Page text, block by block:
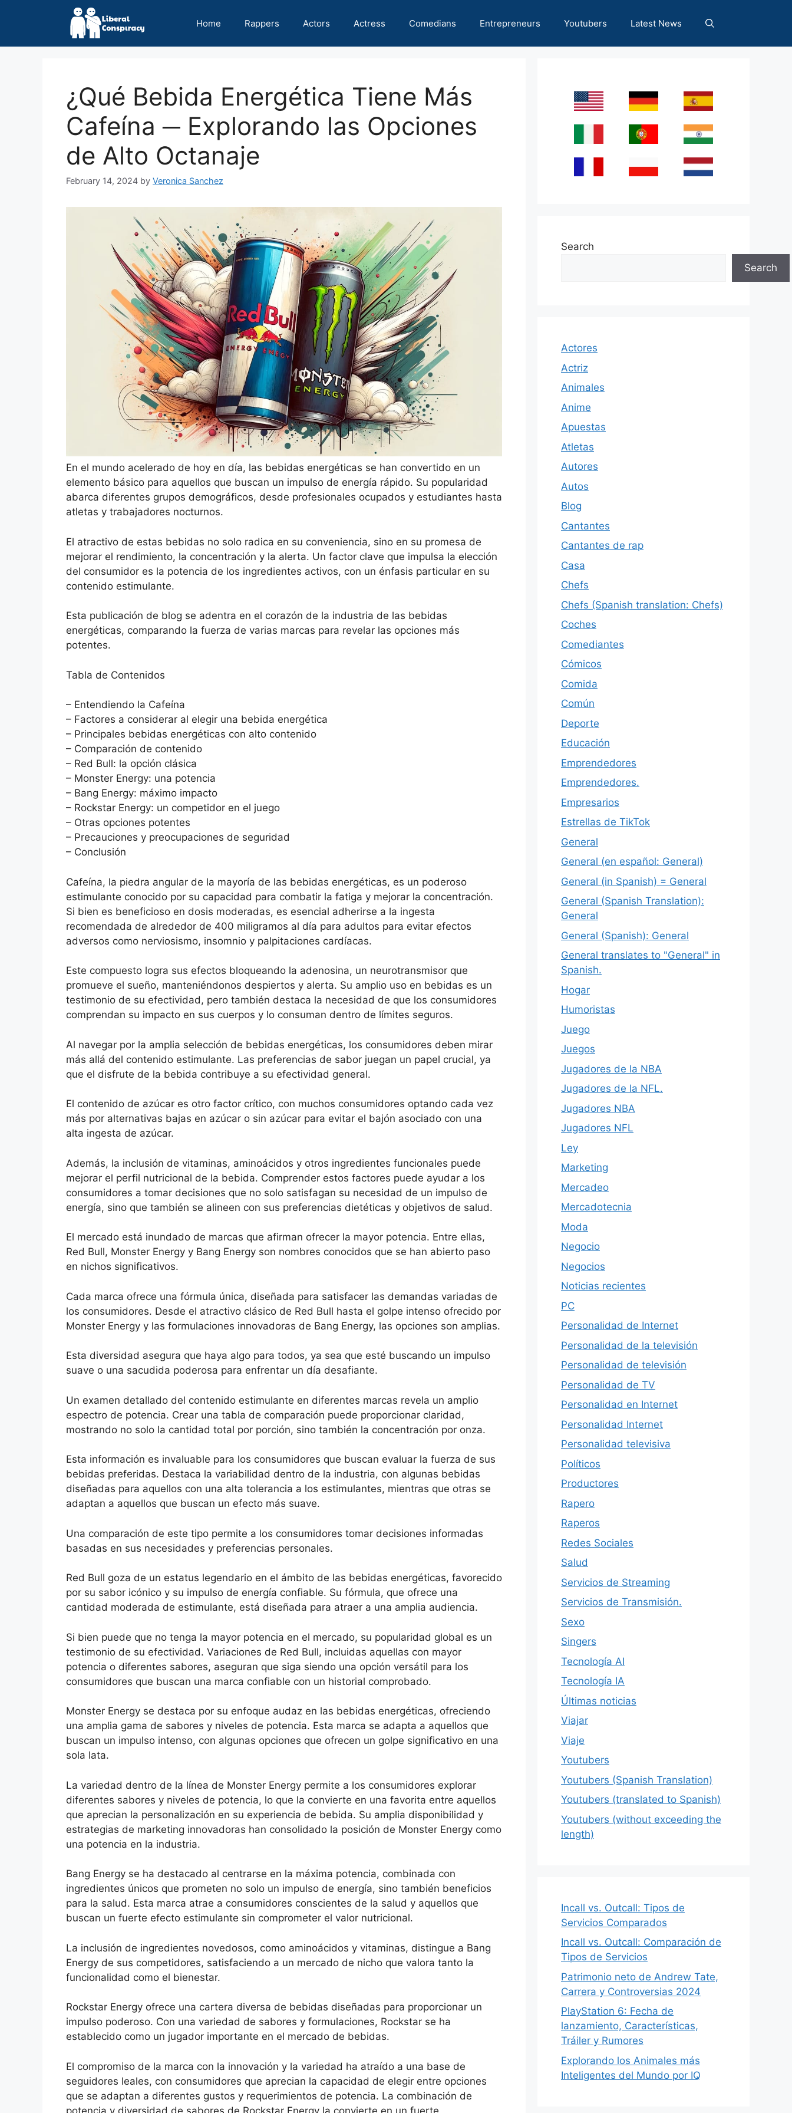
Home Rappers Actors Actress Comedians Entrepreneurs Youtubers Latest News
¿Qué Bebida Energética Tiene Más
Cafeína ─ Explorando las Opciones
de Alto Octanaje
February 14, 2024 by Veronica Sanchez
En el mundo acelerado de hoy en día, las bebidas energéticas se han convertido en un
elemento básico para aquellos que buscan un impulso de energía rápido. Su popularidad
abarca diferentes grupos demográficos, desde profesionales ocupados y estudiantes hasta
atletas y trabajadores nocturnos.
El atractivo de estas bebidas no solo radica en su conveniencia, sino en su promesa de
mejorar el rendimiento, la concentración y la alerta. Un factor clave que impulsa la elección
del consumidor es la potencia de los ingredientes activos, con un énfasis particular en su
contenido estimulante.
Esta publicación de blog se adentra en el corazón de la industria de las bebidas
energéticas, comparando la fuerza de varias marcas para revelar las opciones más
potentes.
Tabla de Contenidos
– Entendiendo la Cafeína
– Factores a considerar al elegir una bebida energética
– Principales bebidas energéticas con alto contenido
– Comparación de contenido
– Red Bull: la opción clásica
– Monster Energy: una potencia
– Bang Energy: máximo impacto
– Rockstar Energy: un competidor en el juego
– Otras opciones potentes
– Precauciones y preocupaciones de seguridad
– Conclusión
Cafeína, la piedra angular de la mayoría de las bebidas energéticas, es un poderoso
estimulante conocido por su capacidad para combatir la fatiga y mejorar la concentración.
Si bien es beneficioso en dosis moderadas, es esencial adherirse a la ingesta
recomendada de alrededor de 400 miligramos al día para adultos para evitar efectos
adversos como nerviosismo, insomnio y palpitaciones cardíacas.
Este compuesto logra sus efectos bloqueando la adenosina, un neurotransmisor que
promueve el sueño, manteniéndonos despiertos y alerta. Su amplio uso en bebidas es un
testimonio de su efectividad, pero también destaca la necesidad de que los consumidores
comprendan su impacto en sus cuerpos y lo consuman dentro de límites seguros.
Al navegar por la amplia selección de bebidas energéticas, los consumidores deben mirar
más allá del contenido estimulante. Las preferencias de sabor juegan un papel crucial, ya
que el disfrute de la bebida contribuye a su efectividad general.
El contenido de azúcar es otro factor crítico, con muchos consumidores optando cada vez
más por alternativas bajas en azúcar o sin azúcar para evitar el bajón asociado con una
alta ingesta de azúcar.
Además, la inclusión de vitaminas, aminoácidos y otros ingredientes funcionales puede
mejorar el perfil nutricional de la bebida. Comprender estos factores puede ayudar a los
consumidores a tomar decisiones que no solo satisfagan su necesidad de un impulso de
energía, sino que también se alineen con sus preferencias dietéticas y objetivos de salud.
El mercado está inundado de marcas que afirman ofrecer la mayor potencia. Entre ellas,
Red Bull, Monster Energy y Bang Energy son nombres conocidos que se han abierto paso
en nichos significativos.
Cada marca ofrece una fórmula única, diseñada para satisfacer las demandas variadas de
los consumidores. Desde el atractivo clásico de Red Bull hasta el golpe intenso ofrecido por
Monster Energy y las formulaciones innovadoras de Bang Energy, las opciones son amplias.
Esta diversidad asegura que haya algo para todos, ya sea que esté buscando un impulso
suave o una sacudida poderosa para enfrentar un día desafiante.
Un examen detallado del contenido estimulante en diferentes marcas revela un amplio
espectro de potencia. Crear una tabla de comparación puede proporcionar claridad,
mostrando no solo la cantidad total por porción, sino también la concentración por onza.
Esta información es invaluable para los consumidores que buscan evaluar la fuerza de sus
bebidas preferidas. Destaca la variabilidad dentro de la industria, con algunas bebidas
diseñadas para aquellos con una alta tolerancia a los estimulantes, mientras que otras se
adaptan a aquellos que buscan un efecto más suave.
Una comparación de este tipo permite a los consumidores tomar decisiones informadas
basadas en sus necesidades y preferencias personales.
Red Bull goza de un estatus legendario en el ámbito de las bebidas energéticas, favorecido
por su sabor icónico y su impulso de energía confiable. Su fórmula, que ofrece una
cantidad moderada de estimulante, está diseñada para atraer a una amplia audiencia.
Si bien puede que no tenga la mayor potencia en el mercado, su popularidad global es un
testimonio de su efectividad. Variaciones de Red Bull, incluidas aquellas con mayor
potencia o diferentes sabores, aseguran que siga siendo una opción versátil para los
consumidores que buscan una marca confiable con un historial comprobado.
Monster Energy se destaca por su enfoque audaz en las bebidas energéticas, ofreciendo
una amplia gama de sabores y niveles de potencia. Esta marca se adapta a aquellos que
buscan un impulso intenso, con algunas opciones que ofrecen un golpe significativo en una
sola lata.
La variedad dentro de la línea de Monster Energy permite a los consumidores explorar
diferentes sabores y niveles de potencia, lo que la convierte en una favorita entre aquellos
que aprecian la personalización en su experiencia de bebida. Su amplia disponibilidad y
estrategias de marketing innovadoras han consolidado la posición de Monster Energy como
una potencia en la industria.
Bang Energy se ha destacado al centrarse en la máxima potencia, combinada con
ingredientes únicos que prometen no solo un impulso de energía, sino también beneficios
para la salud. Esta marca atrae a consumidores conscientes de la salud y aquellos que
buscan un fuerte efecto estimulante sin comprometer el valor nutricional.
La inclusión de ingredientes novedosos, como aminoácidos y vitaminas, distingue a Bang
Energy de sus competidores, satisfaciendo a un mercado de nicho que valora tanto la
funcionalidad como el bienestar.
Rockstar Energy ofrece una cartera diversa de bebidas diseñadas para proporcionar un
impulso poderoso. Con una variedad de sabores y formulaciones, Rockstar se ha
establecido como un jugador importante en el mercado de bebidas.
El compromiso de la marca con la innovación y la variedad ha atraído a una base de
seguidores leales, con consumidores que aprecian la capacidad de elegir entre opciones
que se adaptan a diferentes gustos y requerimientos de potencia. La combinación de
potencia y diversidad de sabores de Rockstar Energy la convierte en un fuerte
Search
Search
Actores
Actriz
Animales
Anime
Apuestas
Atletas
Autores
Autos
Blog
Cantantes
Cantantes de rap
Casa
Chefs
Chefs (Spanish translation: Chefs)
Coches
Comediantes
Cómicos
Comida
Común
Deporte
Educación
Emprendedores
Emprendedores.
Empresarios
Estrellas de TikTok
General
General (en español: General)
General (in Spanish) = General
General (Spanish Translation):
General
General (Spanish): General
General translates to "General" in
Spanish.
Hogar
Humoristas
Juego
Juegos
Jugadores de la NBA
Jugadores de la NFL.
Jugadores NBA
Jugadores NFL
Ley
Marketing
Mercadeo
Mercadotecnia
Moda
Negocio
Negocios
Noticias recientes
PC
Personalidad de Internet
Personalidad de la televisión
Personalidad de televisión
Personalidad de TV
Personalidad en Internet
Personalidad Internet
Personalidad televisiva
Políticos
Productores
Rapero
Raperos
Redes Sociales
Salud
Servicios de Streaming
Servicios de Transmisión.
Sexo
Singers
Tecnología AI
Tecnología IA
Últimas noticias
Viajar
Viaje
Youtubers
Youtubers (Spanish Translation)
Youtubers (translated to Spanish)
Youtubers (without exceeding the
length)
Incall vs. Outcall: Tipos de
Servicios Comparados
Incall vs. Outcall: Comparación de
Tipos de Servicios
Patrimonio neto de Andrew Tate,
Carrera y Controversias 2024
PlayStation 6: Fecha de
lanzamiento, Características,
Tráiler y Rumores
Explorando los Animales más
Inteligentes del Mundo por IQ